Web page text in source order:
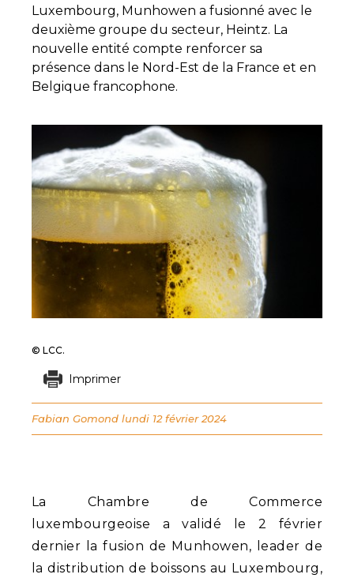
Luxembourg, Munhowen a fusionné avec le
deuxième groupe du secteur, Heintz. La
nouvelle entité compte renforcer sa
présence dans le Nord-Est de la France et en
Belgique francophone.
La Chambre de Commerce
luxembourgeoise a validé le 2 février
dernier la fusion de Munhowen, leader de
la distribution de boissons au Luxembourg,
© LCC.
Imprimer
Fabian Gomond lundi 12 février 2024